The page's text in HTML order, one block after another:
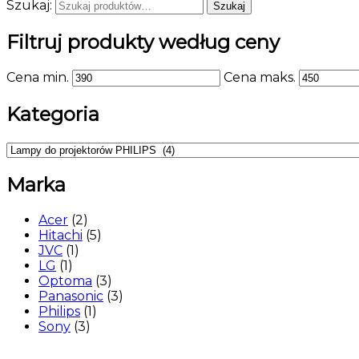
Szukaj: Szukaj
Filtruj produkty według ceny
Cena min. Cena maks.
Kategoria
Marka
Acer (2)
Hitachi (5)
JVC (1)
LG (1)
Optoma (3)
Panasonic (3)
Philips (1)
Sony (3)